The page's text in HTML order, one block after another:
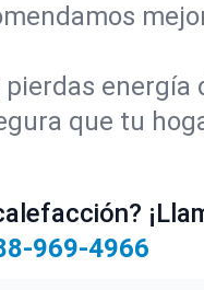
pierdas
que tu
969-4966